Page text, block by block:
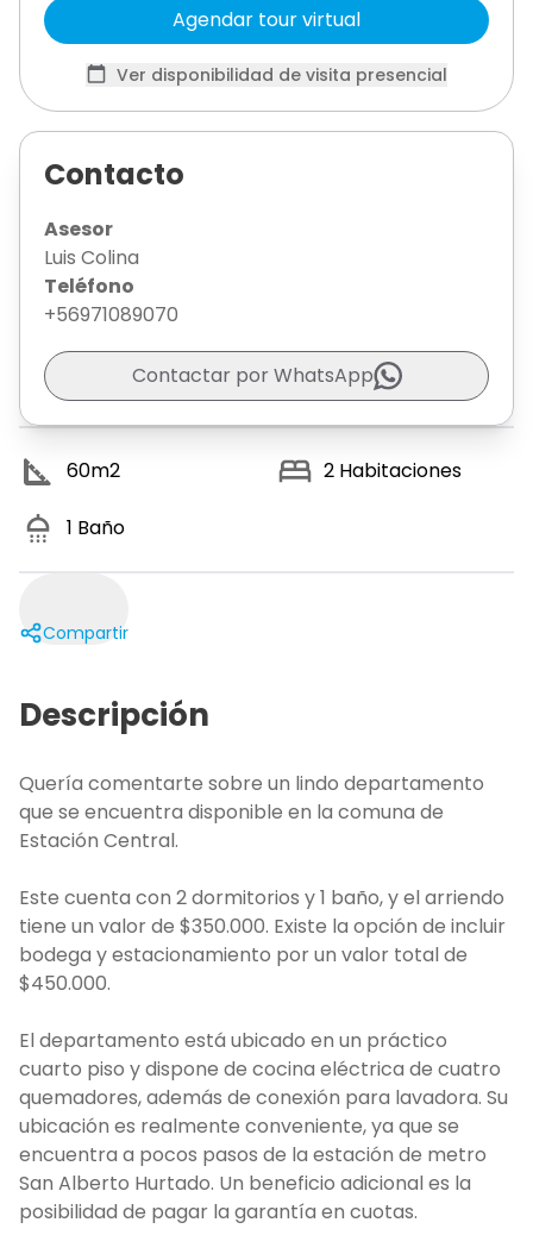
Agendar tour virtual
Ver disponibilidad de visita presencial
Contacto
Asesor
Luis Colina
Teléfono
+56971089070
Contactar por WhatsApp
60m2 2 Habitaciones
1 Baño
Compartir
Descripción
Quería comentarte sobre un lindo departamento
que se encuentra disponible en la comuna de
Estación Central.
Este cuenta con 2 dormitorios y 1 baño, y el arriendo
tiene un valor de $350.000. Existe la opción de incluir
bodega y estacionamiento por un valor total de
$450.000.
El departamento está ubicado en un práctico
cuarto piso y dispone de cocina eléctrica de cuatro
quemadores, además de conexión para lavadora. Su
ubicación es realmente conveniente, ya que se
encuentra a pocos pasos de la estación de metro
San Alberto Hurtado. Un beneficio adicional es la
posibilidad de pagar la garantía en cuotas.